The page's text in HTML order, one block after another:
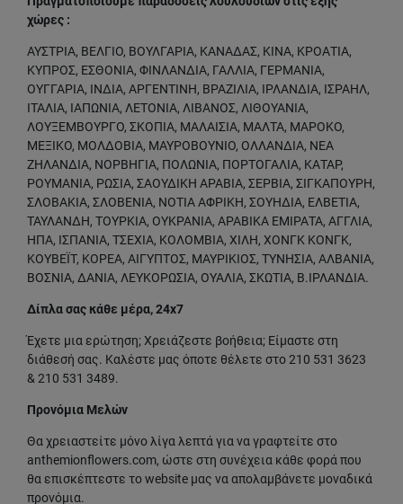
χώρες :
ΑΥΣΤΡΙΑ, ΒΕΛΓΙΟ, ΒΟΥΛΓΑΡΙΑ, ΚΑΝΑΔΑΣ, ΚΙΝΑ, ΚΡΟΑΤΙΑ,
ΚΥΠΡΟΣ, ΕΣΘΟΝΙΑ, ΦΙΝΛΑΝΔΙΑ, ΓΑΛΛΙΑ, ΓΕΡΜΑΝΙΑ,
ΟΥΓΓΑΡΙΑ, ΙΝΔΙΑ, ΑΡΓΕΝΤΙΝΗ, ΒΡΑΖΙΛΙΑ, ΙΡΛΑΝΔΙΑ, ΙΣΡΑΗΛ,
ΙΤΑΛΙΑ, ΙΑΠΩΝΙΑ, ΛΕΤΟΝΙΑ, ΛΙΒΑΝΟΣ, ΛΙΘΟΥΑΝΙΑ,
ΛΟΥΞΕΜΒΟΥΡΓΟ, ΣΚΟΠΙΑ, ΜΑΛΑΙΣΙΑ, ΜΑΛΤΑ, ΜΑΡΟΚΟ,
ΜΕΞΙΚΟ, ΜΟΛΔΟΒΙΑ, ΜΑΥΡΟΒΟΥΝΙΟ, ΟΛΛΑΝΔΙΑ, ΝΕΑ
ΖΗΛΑΝΔΙΑ, ΝΟΡΒΗΓΙΑ, ΠΟΛΩΝΙΑ, ΠΟΡΤΟΓΑΛΙΑ, ΚΑΤΑΡ,
ΡΟΥΜΑΝΙΑ, ΡΩΣΙΑ, ΣΑΟΥΔΙΚΗ ΑΡΑΒΙΑ, ΣΕΡΒΙΑ, ΣΙΓΚΑΠΟΥΡΗ,
ΣΛΟΒΑΚΙΑ, ΣΛΟΒΕΝΙΑ, ΝΟΤΙΑ ΑΦΡΙΚΗ, ΣΟΥΗΔΙΑ, ΕΛΒΕΤΙΑ,
ΤΑΥΛΑΝΔΗ, ΤΟΥΡΚΙΑ, ΟΥΚΡΑΝΙΑ, ΑΡΑΒΙΚΑ ΕΜΙΡΑΤΑ, ΑΓΓΛΙΑ,
ΗΠΑ, ΙΣΠΑΝΙΑ, ΤΣΕΧΙΑ, ΚΟΛΟΜΒΙΑ, ΧΙΛΗ, ΧΟΝΓΚ ΚΟΝΓΚ,
ΚΟΥΒΕΪΤ, ΚΟΡΕΑ, ΑΙΓΥΠΤΟΣ, ΜΑΥΡΙΚΙΟΣ, ΤΥΝΗΣΙΑ, ΑΛΒΑΝΙΑ,
ΒΟΣΝΙΑ, ΔΑΝΙΑ, ΛΕΥΚΟΡΩΣΙΑ, ΟΥΑΛΙΑ, ΣΚΩΤΙΑ, Β.ΙΡΛΑΝΔΙΑ.
Δίπλα σας κάθε μέρα, 24x7
Έχετε μια ερώτηση; Χρειάζεστε βοήθεια; Είμαστε στη
διάθεσή σας. Καλέστε μας όποτε θέλετε στο 210 531 3623
& 210 531 3489.
Προνόμια Μελών
Θα χρειαστείτε μόνο λίγα λεπτά για να γραφτείτε στο
anthemionflowers.com, ώστε στη συνέχεια κάθε φορά που
θα επισκέπτεστε το website μας να απολαμβάνετε μοναδικά
προνόμια.